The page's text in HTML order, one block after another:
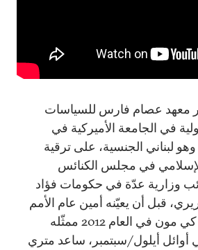
معهد عصام فارس للسياسات
في الجامعة الأميركية في
لبناني الجنسية، على ترقية
في مجلس الكنائس
وزارية عدّة في حكومات فؤاد
قبل أن يعيّنه أمين عام الأمم
المتحدة السابق بان كي مون في العام 2012 ممثّله
أوائل أيلول/سبتمبر، ساعد متري